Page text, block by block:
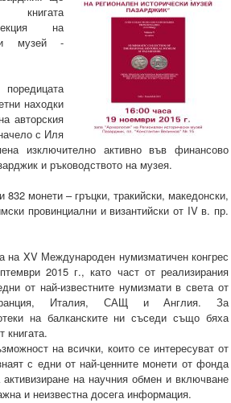
книгата
на
музей -
находки
авторския
с Иля
изключително активно във финансово
и ръководството на музея.
832 монети – гръцки, тракийски, македонски,
провинциални и византийски от IV в. пр.
на XV Международен нумизматичен конгрес
2015 г., като част от реализирания
от най-известните нумизмати в света от
Италия, САЩ и Англия. За
на балканските ни съседи също бяха
книгата.
на всички, които се интересуват от
с едни от най-ценните монети от фонда
на научния обмен и включване
и неизвестна досега информация.